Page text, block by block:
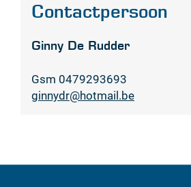
Contactpersoon
Ginny De Rudder
Gsm 0479293693
E-
ginnydr@hotmail.be